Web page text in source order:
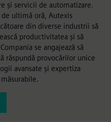
și servicii de automatizare.
ultimă oră, Autexis
din diverse industrii să
productivitatea și să
se angajează să
răspundă provocărilor unice
avansate și expertiza